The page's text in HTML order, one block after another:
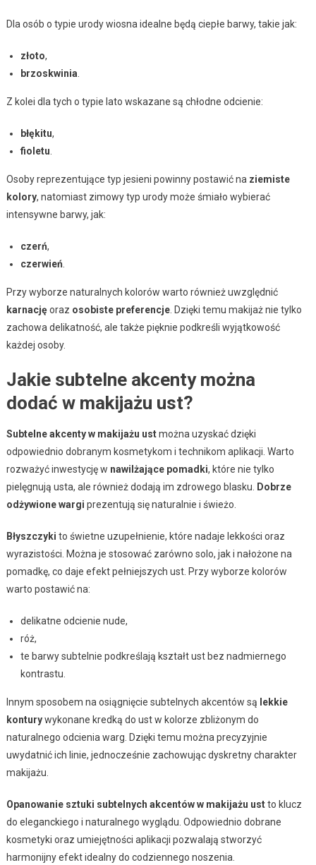
Dla osób o typie urody wiosna idealne będą ciepłe barwy, takie jak:
złoto,
brzoskwinia
Z kolei dla tych o typie lato wskazane są chłodne odcienie:
błękitu,
fioletu
Osoby reprezentujące typ jesieni powinny postawić na ziemiste
kolory, natomiast zimowy typ urody może śmiało wybierać
intensywne barwy, jak:
czerń,
czerwień
Przy wyborze naturalnych kolorów warto również uwzględnić
karnacjęoraz osobiste preferencje. Dzięki temu makijaż nie tylko
zachowa delikatność, ale także pięknie podkreśli wyjątkowość
każdej osoby.
Jakie subtelne akcenty można
dodać w makijażu ust?
Subtelne akcenty w makijażu ustmożna uzyskać dzięki
odpowiednio dobranym kosmetykom i technikom aplikacji. Warto
rozważyć inwestycję w nawilżające pomadki, które nie tylko
pielęgnują usta, ale również dodają im zdrowego blasku.
Dobrze
odżywione wargi prezentują się naturalnie i świeżo.
Błyszczyki to świetne uzupełnienie, które nadaje lekkości oraz
wyrazistości. Można je stosować zarówno solo, jak i nałożone na
pomadkę, co daje efekt pełniejszych ust. Przy wyborze kolorów
warto postawić na:
delikatne odcienie nude,
róż,
te barwy subtelnie podkreślają kształt ust bez nadmiernego
kontrastu.
Innym sposobem na osiągnięcie subtelnych akcentów są lekkie
konturywykonane kredką do ust w kolorze zbliżonym do
naturalnego odcienia warg. Dzięki temu można precyzyjnie
uwydatnić ich linie, jednocześnie zachowując dyskretny charakter
makijażu.
Opanowanie sztuki subtelnych akcentów w makijażu ustto klucz
do eleganckiego i naturalnego wyglądu. Odpowiednio dobrane
kosmetyki oraz umiejętności aplikacji pozwalają stworzyć
harmonijny efekt idealny do codziennego noszenia.